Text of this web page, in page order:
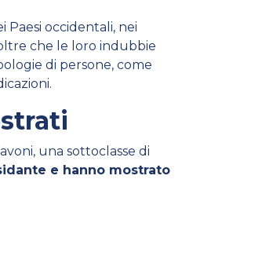
Paesi occidentali, nei
che le loro indubbie
di persone, come
una sottoclasse di
e hanno mostrato